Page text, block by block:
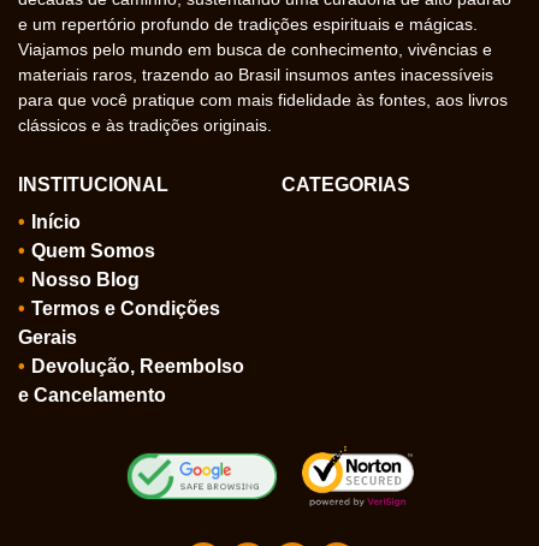
e um repertório profundo de tradições espirituais e mágicas.
Viajamos pelo mundo em busca de conhecimento, vivências e
materiais raros, trazendo ao Brasil insumos antes inacessíveis
para que você pratique com mais fidelidade às fontes, aos livros
clássicos e às tradições originais.
INSTITUCIONAL
Início
Quem Somos
Nosso Blog
Termos e Condições
Gerais
Devolução, Reembolso
e Cancelamento
CATEGORIAS